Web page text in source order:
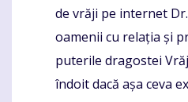
de vrăji pe internet
oamenii cu relația și
puterile dragostei
îndoit dacă așa ceva